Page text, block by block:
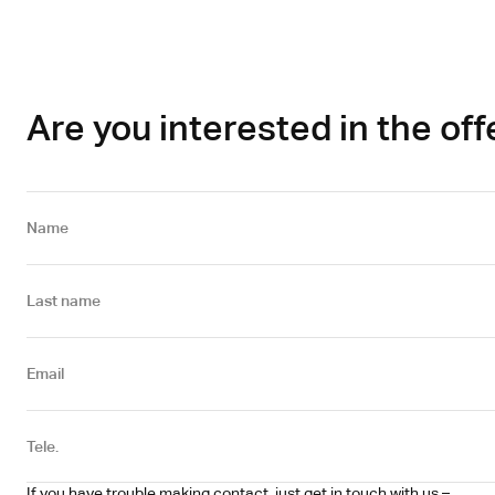
Are you interested in the
Name
Last name
Email
Tele.